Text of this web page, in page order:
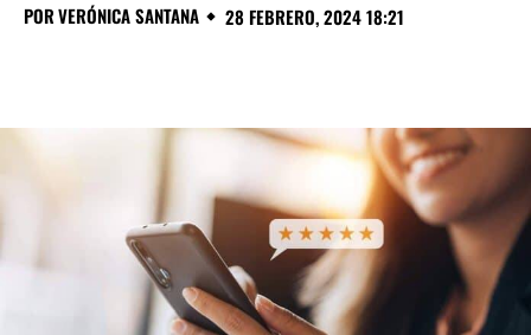
PORVERÓNICA SANTANA 28 FEBRERO, 2024 18:21